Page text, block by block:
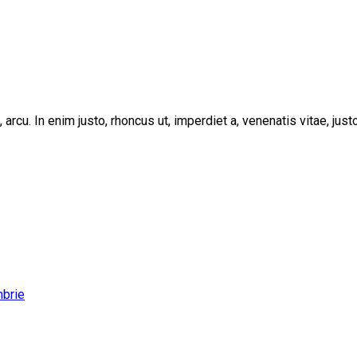
In enim justo, rhoncus ut, imperdiet a, venenatis vitae,